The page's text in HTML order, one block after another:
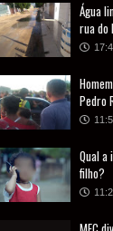
Água
rua do
Pedro
Qual a
filho?